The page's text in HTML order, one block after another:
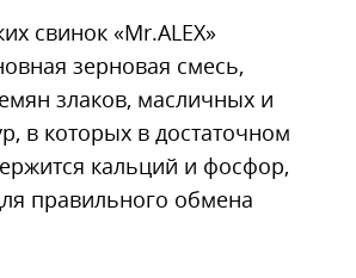
свинок «Mr.ALEX»
зерновая смесь,
злаков, масличных и
в которых в достаточном
кальций и фосфор,
правильного обмена